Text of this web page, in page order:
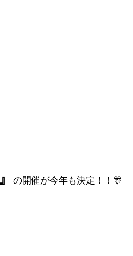
の開催が今年も決定！！🎊